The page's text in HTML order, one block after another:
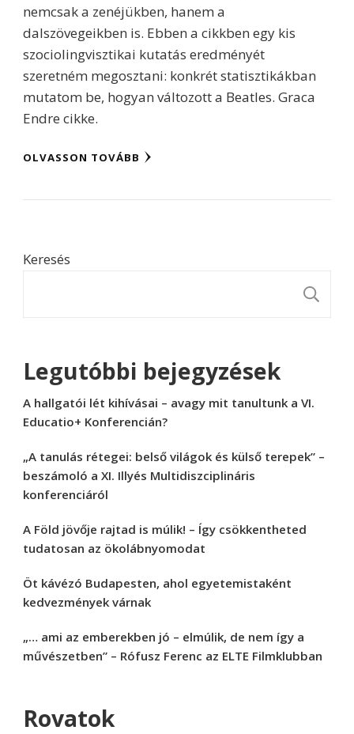
nemcsak a zenéjükben, hanem a
dalszövegeikben is. Ebben a cikkben egy kis
szociolingvisztikai kutatás eredményét
szeretném megosztani: konkrét statisztikákban
mutatom be, hogyan változott a Beatles. Graca
Endre cikke.
OLVASSON TOVÁBB
Keresés
Legutóbbi bejegyzések
A hallgatói lét kihívásai – avagy mit tanultunk a VI.
Educatio+ Konferencián?
„A tanulás rétegei: belső világok és külső terepek” –
beszámoló a XI. Illyés Multidiszciplináris
konferenciáról
A Föld jövője rajtad is múlik! – Így csökkentheted
tudatosan az ökolábnyomodat
Öt kávézó Budapesten, ahol egyetemistaként
kedvezmények várnak
„… ami az emberekben jó – elmúlik, de nem így a
művészetben” – Rófusz Ferenc az ELTE Filmklubban
Rovatok